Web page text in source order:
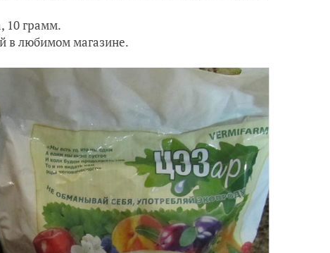
грамм.
в любимом магазине.